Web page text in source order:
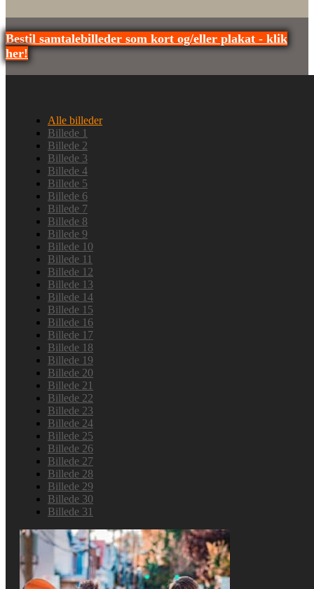
Bestil samtalebilleder som kort og/eller plakat - klik
her!
Alle billeder
Billede 1
Billede 2
Billede 3
Billede 4
Billede 5
Billede 6
Billede 7
Billede 8
Billede 9
Billede 10
Billede 11
Billede 12
Billede 13
Billede 14
Billede 15
Billede 16
Billede 17
Billede 18
Billede 19
Billede 20
Billede 21
Billede 22
Billede 23
Billede 24
Billede 25
Billede 26
Billede 27
Billede 28
Billede 29
Billede 30
Billede 31